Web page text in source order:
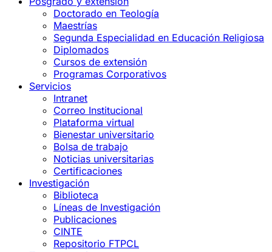
Doctorado en Teología
Maestrías
Segunda Especialidad en Educación Religiosa
Diplomados
Cursos de extensión
Programas Corporativos
Servicios
Intranet
Correo Institucional
Plataforma virtual
Bienestar universitario
Bolsa de trabajo
Noticias universitarias
Certificaciones
Investigación
Biblioteca
Líneas de Investigación
Publicaciones
CINTE
Repositorio FTPCL